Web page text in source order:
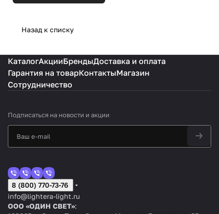
Назад к списку
КаталогАкцииБрендыДоставка и оплата
Гарантия на товарКонтактыМагазин
Сотрудничество
Подписаться на новости и акции
8 (800) 770-73-76
info@lightera-light.ru
ООО «ОДИН СВЕТ»: